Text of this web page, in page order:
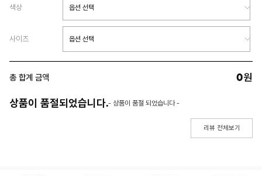
색상
사이즈
총 합계 금액 0원
상품이 품절되었습니다.- 상품이 품절 되었습니다 -
리뷰 전체보기